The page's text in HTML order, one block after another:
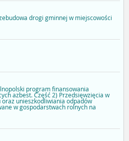
drogi gminnej w miejscowości
program finansowania
azbest. Część 2) Przedsięwzięcia w
unieszkodliwiania odpadów
w gospodarstwach rolnych na